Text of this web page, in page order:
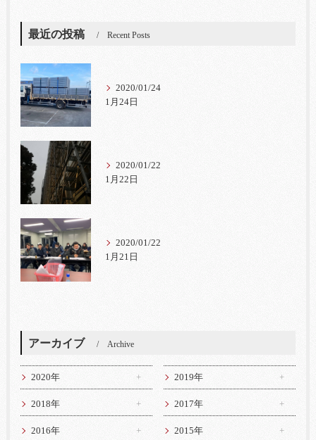
最近の投稿 Recent Posts
2020/01/24
1月24日
2020/01/22
1月22日
2020/01/22
1月21日
アーカイブ Archive
2020年 2019年
2018年 2017年
2016年 2015年